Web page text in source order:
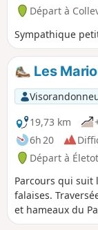
Départ à
Sympathique
Les
19,73 km
6h 20
Départ à
Parcours qui suit
falaises.
et hameaux du